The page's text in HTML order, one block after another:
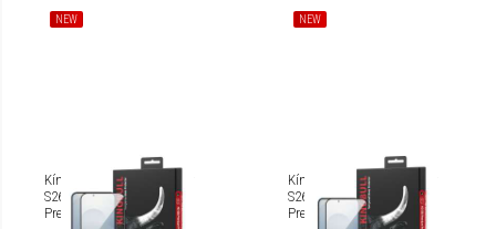
NEW
Kính cường lực HD Galaxy
S26+ Mipow Kingbull
Premium Silk BJS26P-BK
NEW
Kính cường lực HD Galaxy
S26 Mipow Kingbull
Premium Silk BJS26-BK